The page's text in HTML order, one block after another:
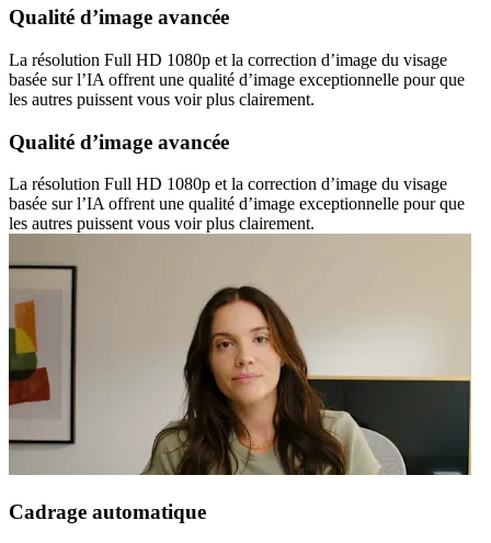
Qualité d’image avancée
La résolution Full HD 1080p et la correction d’image du visage
basée sur l’IA offrent une qualité d’image exceptionnelle pour que
les autres puissent vous voir plus clairement.
Qualité d’image avancée
La résolution Full HD 1080p et la correction d’image du visage
basée sur l’IA offrent une qualité d’image exceptionnelle pour que
les autres puissent vous voir plus clairement.
Cadrage automatique